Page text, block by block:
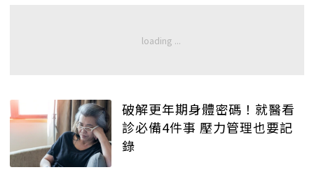
破解更年期身體密碼！就醫看
診必備4件事 壓力管理也要記
錄